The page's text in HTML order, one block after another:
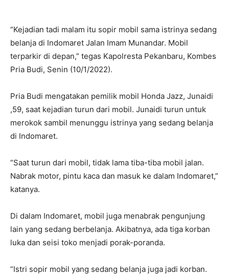
“Kejadian tadi malam itu sopir mobil sama istrinya sedang
belanja di Indomaret Jalan Imam Munandar. Mobil
terparkir di depan,” tegas Kapolresta Pekanbaru, Kombes
Pria Budi, Senin (10/1/2022).
Pria Budi mengatakan pemilik mobil Honda Jazz, Junaidi
,59, saat kejadian turun dari mobil. Junaidi turun untuk
merokok sambil menunggu istrinya yang sedang belanja
di Indomaret.
“Saat turun dari mobil, tidak lama tiba-tiba mobil jalan.
Nabrak motor, pintu kaca dan masuk ke dalam Indomaret,”
katanya.
Di dalam Indomaret, mobil juga menabrak pengunjung
lain yang sedang berbelanja. Akibatnya, ada tiga korban
luka dan seisi toko menjadi porak-poranda.
“Istri sopir mobil yang sedang belanja juga jadi korban.